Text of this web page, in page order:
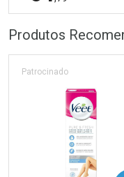
Laboratório
Por Menos
Produtos
Patrocinado